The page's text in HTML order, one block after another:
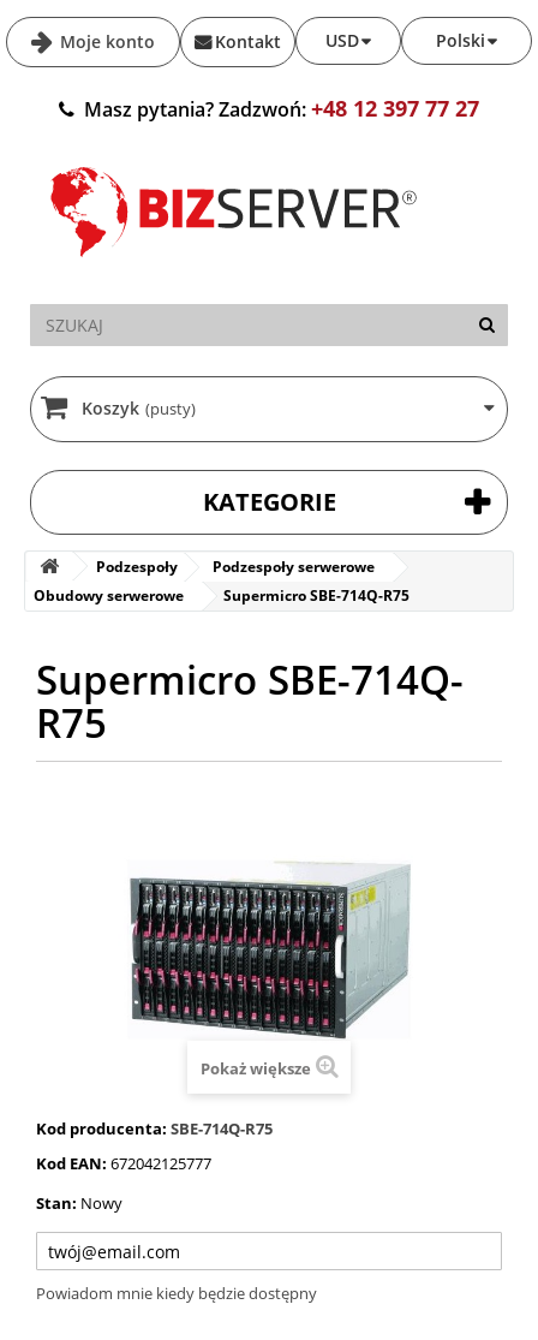
Moje konto Polski
USD
Kontakt
Masz pytania? Zadzwoń:+48 12 397 77 27
Koszyk (pusty)
KATEGORIE
Podzespoły
Podzespoły serwerowe
Obudowy serwerowe
Supermicro SBE-714Q-R75
Supermicro SBE-714Q-
R75
Pokaż większe
Kod producenta: SBE-714Q-R75
Kod EAN: 672042125777
Stan: Nowy
Powiadom mnie kiedy będzie dostępny